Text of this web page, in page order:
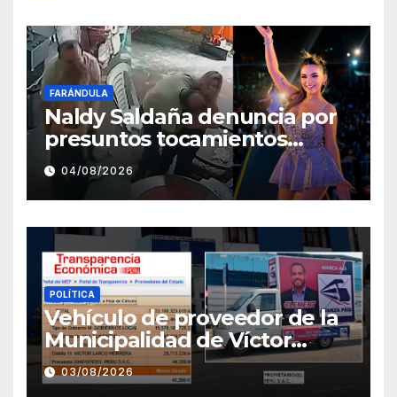
FARÁNDULA
Naldy Saldaña denuncia por
presuntos tocamientos
indebidos a director musical
de La Bella Luz
04/08/2026
POLÍTICA
Vehículo de proveedor de la
Municipalidad de Víctor
Larco aparece con publicidad
de campaña de León
03/08/2026